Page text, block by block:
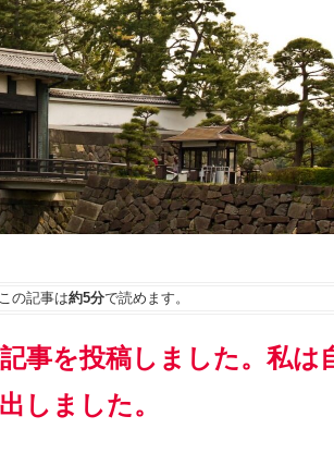
この記事は約5分で読めます。
事を投稿しました。私は
しました。